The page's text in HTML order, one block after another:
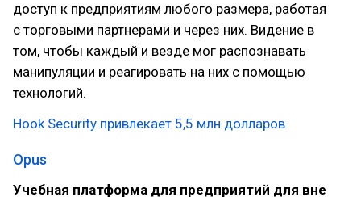
доступ к предприятиям любого размера, работая
с торговыми партнерами и через них. Видение в
том, чтобы каждый и везде мог распознавать
манипуляции и реагировать на них с помощью
технологий.
Hook Security привлекает 5,5 млн долларов
Opus
Учебная платформа для предприятий для вне